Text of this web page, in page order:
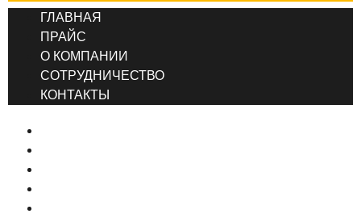
ГЛАВНАЯ
ПРАЙС
О КОМПАНИИ
СОТРУДНИЧЕСТВО
КОНТАКТЫ